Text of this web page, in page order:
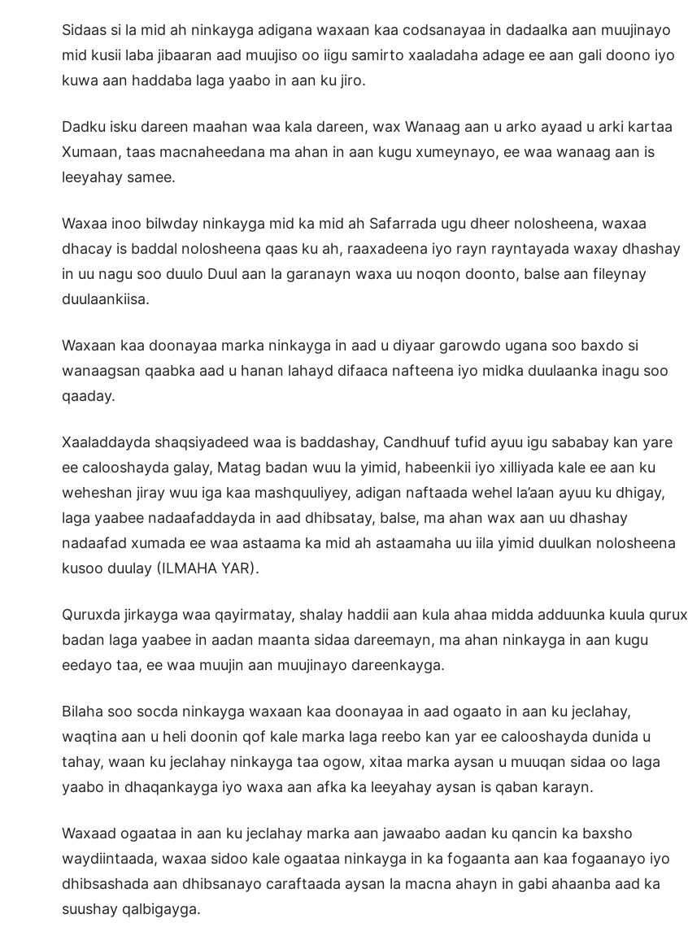
Sidaas si la mid ah ninkayga adigana waxaan kaa codsanayaa in dadaalka aan muujinayo
mid kusii laba jibaaran aad muujiso oo iigu samirto xaaladaha adage ee aan gali doono iyo
kuwa aan haddaba laga yaabo in aan ku jiro.
Dadku isku dareen maahan waa kala dareen, wax Wanaag aan u arko ayaad u arki kartaa
Xumaan, taas macnaheedana ma ahan in aan kugu xumeynayo, ee waa wanaag aan is
leeyahay samee.
Waxaa inoo bilwday ninkayga mid ka mid ah Safarrada ugu dheer nolosheena, waxaa
dhacay is baddal nolosheena qaas ku ah, raaxadeena iyo rayn rayntayada waxay dhashay
in uu nagu soo duulo Duul aan la garanayn waxa uu noqon doonto, balse aan fileynay
duulaankiisa.
Waxaan kaa doonayaa marka ninkayga in aad u diyaar garowdo ugana soo baxdo si
wanaagsan qaabka aad u hanan lahayd difaaca nafteena iyo midka duulaanka inagu soo
qaaday.
Xaaladdayda shaqsiyadeed waa is baddashay, Candhuuf tufid ayuu igu sababay kan yare
ee calooshayda galay, Matag badan wuu la yimid, habeenkii iyo xilliyada kale ee aan ku
weheshan jiray wuu iga kaa mashquuliyey, adigan naftaada wehel la’aan ayuu ku dhigay,
laga yaabee nadaafaddayda in aad dhibsatay, balse, ma ahan wax aan uu dhashay
nadaafad xumada ee waa astaama ka mid ah astaamaha uu iila yimid duulkan nolosheena
kusoo duulay (ILMAHA YAR).
Quruxda jirkayga waa qayirmatay, shalay haddii aan kula ahaa midda adduunka kuula qurux
badan laga yaabee in aadan maanta sidaa dareemayn, ma ahan ninkayga in aan kugu
eedayo taa, ee waa muujin aan muujinayo dareenkayga.
Bilaha soo socda ninkayga waxaan kaa doonayaa in aad ogaato in aan ku jeclahay,
waqtina aan u heli doonin qof kale marka laga reebo kan yar ee calooshayda dunida u
tahay, waan ku jeclahay ninkayga taa ogow, xitaa marka aysan u muuqan sidaa oo laga
yaabo in dhaqankayga iyo waxa aan afka ka leeyahay aysan is qaban karayn.
Waxaad ogaataa in aan ku jeclahay marka aan jawaabo aadan ku qancin ka baxsho
waydiintaada, waxaa sidoo kale ogaataa ninkayga in ka fogaanta aan kaa fogaanayo iyo
dhibsashada aan dhibsanayo caraftaada aysan la macna ahayn in gabi ahaanba aad ka
suushay qalbigayga.